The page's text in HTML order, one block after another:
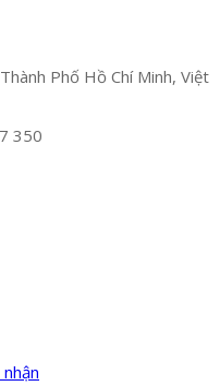
Phố Hồ Chí Minh, Việt
350